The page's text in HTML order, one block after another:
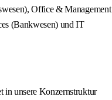
Office & Management
(Bankwesen) und IT
in unsere Konzernstruktur